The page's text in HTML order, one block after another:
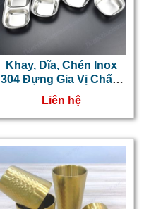
Khay, Dĩa, Chén Inox
304 Đựng Gia Vị Chấm
Hàn Quốc 1,2,3,4 Ngăn
Liên hệ